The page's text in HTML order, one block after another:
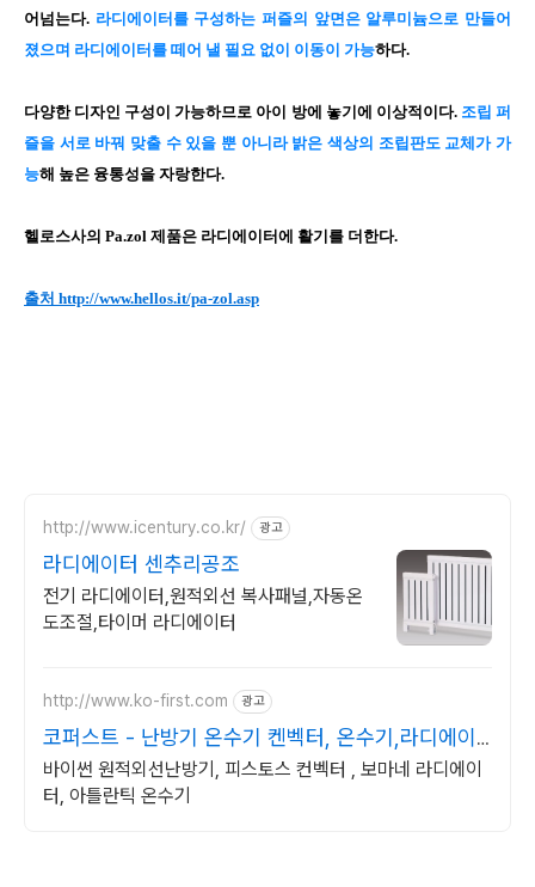
어넘는다. 라디에이터를 구성하는 퍼즐의 앞면은 알루미늄으로 만들어
졌으며 라디에이터를 떼어 낼 필요 없이 이동이 가능하다.
다양한 디자인 구성이 가능하므로 아이 방에 놓기에 이상적이다. 조립 퍼
즐을 서로 바꿔 맞출 수 있을 뿐 아니라 밝은 색상의 조립판도 교체가 가
능해 높은 융통성을 자랑한다.
헬로스사의 Pa.zol 제품은 라디에이터에 활기를 더한다.
출처 http://www.hellos.it/pa-zol.asp
http://www.icentury.co.kr/ 광고
라디에이터 센추리공조
전기 라디에이터,원적외선 복사패널,자동온
도조절,타이머 라디에이터
http://www.ko-first.com 광고
코퍼스트 - 난방기 온수기 켄벡터, 온수기,라디에이
터
바이썬 원적외선난방기, 피스토스 컨벡터 , 보마네 라디에이
터, 아틀란틱 온수기